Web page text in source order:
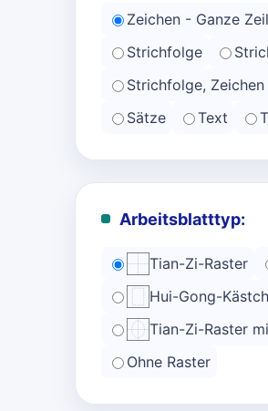
Zeichen - Ganze
Strichfolge
Strichfolge,
Sätze
Text
Arbeitsblatttyp:
Tian-Zi-Raster
Hui-Gong-
Tian-Zi-Raster
Ohne Raster